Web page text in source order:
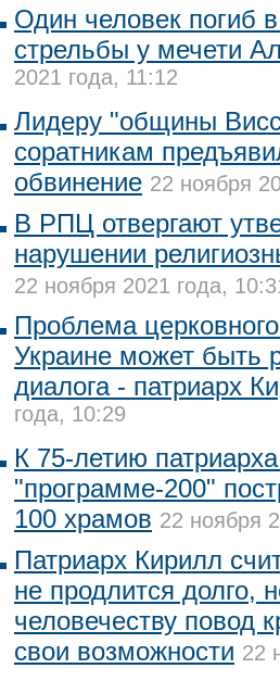
Один человек погиб в
стрельбы у мечети
2021 года, 11:12
Лидеру "общины
соратникам
обвинение 22 ноября
В РПЦ отвергают
нарушении
22 ноября 2021 года,
Проблема
Украине может быть
диалога - патриарх
года, 10:29
К 75-летию
"программе-200"
100 храмов 22 ноября
Патриарх Кирилл
не продлится долго,
человечеству повод
свои возможности 22